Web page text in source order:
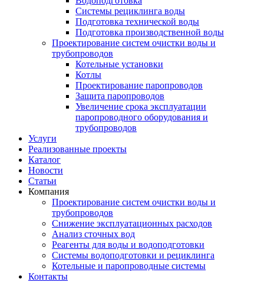
Системы рециклинга воды
Подготовка технической воды
Подготовка производственной воды
Проектирование систем очистки воды и
трубопроводов
Котельные установки
Котлы
Проектирование паропроводов
Защита паропроводов
Увеличение срока эксплуатации
паропроводного оборудования и
трубопроводов
Услуги
Реализованные проекты
Каталог
Новости
Статьи
Компания
Проектирование систем очистки воды и
трубопроводов
Снижение эксплуатационных расходов
Анализ сточных вод
Реагенты для воды и водоподготовки
Системы водоподготовки и рециклинга
Котельные и паропроводные системы
Контакты